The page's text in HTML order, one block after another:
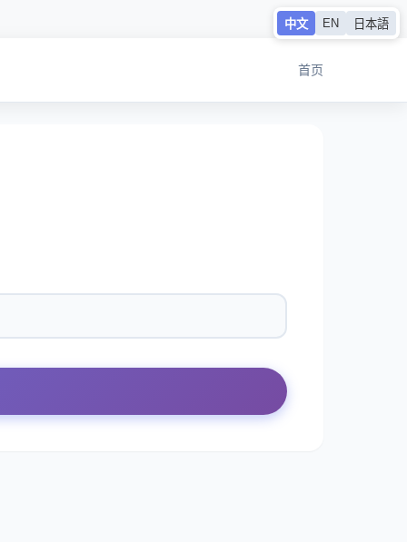
中文 EN 日本語
首页